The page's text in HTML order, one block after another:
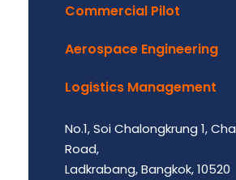
Commercial Pilot
Aerospace Engineering
Logistics Management
No.1, Soi Chalongkrung 1,
Road,
Ladkrabang, Bangkok, 10520